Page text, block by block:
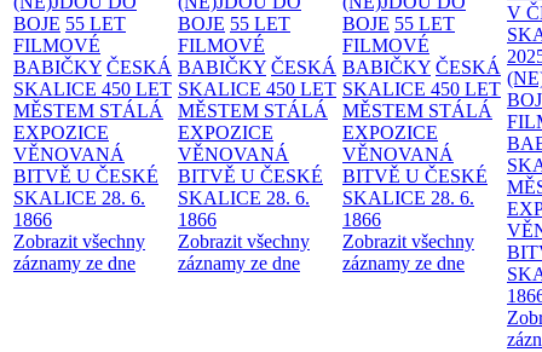
BOJE 55 LET
FILMOVÉ
BABIČKY ČESKÁ
SKALICE 450 LET
MĚSTEM STÁLÁ
EXPOZICE
VĚNOVANÁ
BITVĚ U ČESKÉ
SKALICE 28. 6.
1866
Zobrazit všechny
záznamy ze dne
BOJE 55 LET
FILMOVÉ
BABIČKY ČESKÁ
SKALICE 450 LET
MĚSTEM STÁLÁ
EXPOZICE
VĚNOVANÁ
BITVĚ U ČESKÉ
SKALICE 28. 6.
1866
Zobrazit všechny
záznamy ze dne
BOJE 55 LET
FILMOVÉ
BABIČKY ČESKÁ
SKALICE 450 LET
MĚSTEM STÁLÁ
EXPOZICE
VĚNOVANÁ
BITVĚ U ČESKÉ
SKALICE 28. 6.
1866
Zobrazit všechny
záznamy ze dne
V